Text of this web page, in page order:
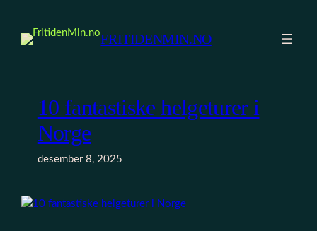
innhold
FRITIDENMIN.NO
10 fantastiske helgeturer i
Norge
desember 8, 2025